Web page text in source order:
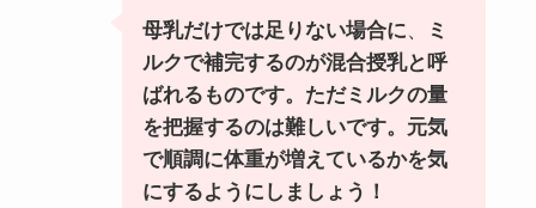
母乳だけでは足りない場合に、
ミ
ルクで補完するのが混合授乳と呼
ばれるものです。 ただミルクの量
を把握するのは難しいです。元気
で順調に体重が増えているかを気
にするようにしましょう！